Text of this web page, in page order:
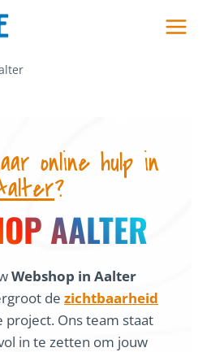
online hulp in
?
AALTER
Webshop in Aalter
de zichtbaarheid
project. Ons team staat
in te zetten om jouw